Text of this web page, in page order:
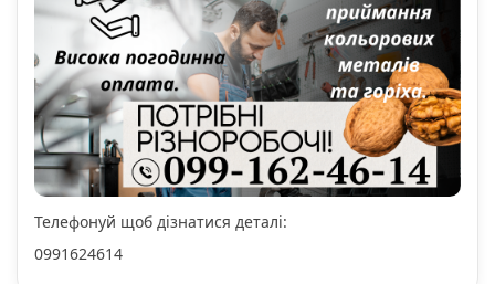
Телефонуй щоб дізнатися деталі:
0991624614